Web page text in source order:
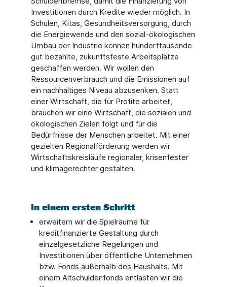
Investitionen durch Kredite wieder möglich. In
Schulen, Kitas, Gesundheitsversorgung, durch
die Energiewende und den sozial-ökologischen
Umbau der Industrie können hunderttausende
gut bezahlte, zukunftsfeste Arbeitsplätze
geschaffen werden. Wir wollen den
Ressourcenverbrauch und die Emissionen auf
ein nachhaltiges Niveau abzusenken. Statt
einer Wirtschaft, die für Profite arbeitet,
brauchen wir eine Wirtschaft, die sozialen und
ökologischen Zielen folgt und für die
Bedürfnisse der Menschen arbeitet. Mit einer
gezielten Regionalförderung werden wir
Wirtschaftskreisläufe regionaler, krisenfester
und klimagerechter gestalten.
In einem ersten Schritt
erweitern wir die Spielräume für
kreditfinanzierte Gestaltung durch
einzelgesetzliche Regelungen und
Investitionen über öffentliche Unternehmen
bzw. Fonds außerhalb des Haushalts. Mit
einem Altschuldenfonds entlasten wir die